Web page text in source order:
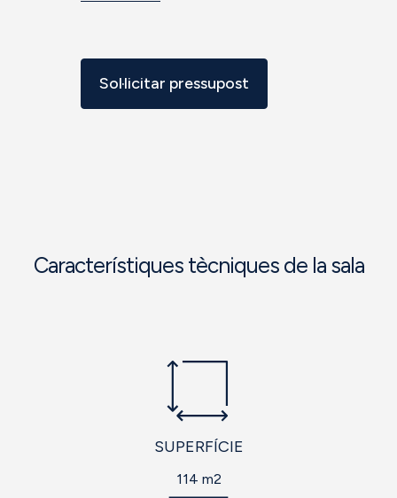
Sol·licitar pressupost
Característiques tècniques de la sala
SUPERFÍCIE
114 m2